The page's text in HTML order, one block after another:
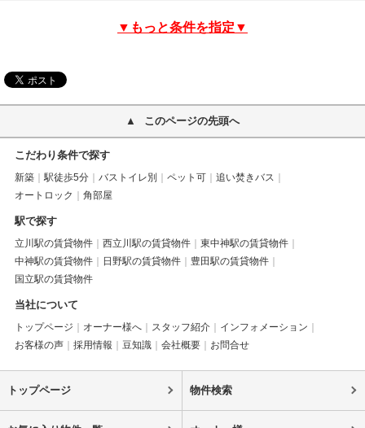
▼もっと条件を指定▼
このページの先頭へ
こだわり条件で探す
新築 駅徒歩5分 バストイレ別 ペット可
追い焚きバス
オートロック
角部屋
駅で探す
立川駅の賃貸物件 西立川駅の賃貸物件
東中神駅の賃貸物件
中神駅の賃貸物件
日野駅の賃貸物件
豊田駅の賃貸物件
国立駅の賃貸物件
当社について
トップページ オーナー様へ スタッフ紹介
インフォメーション
お客様の声
採用情報 豆知識 会社概要 お問合せ
トップページ 物件検索